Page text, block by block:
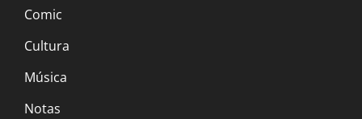
Comic
Cultura
Música
Notas